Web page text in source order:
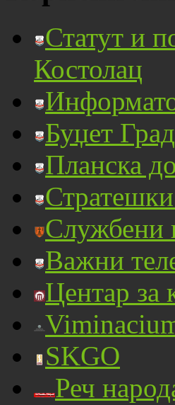
Статут и
Костолац
Буџет
Планска
Службени
Важни
Центар за
SKGO
Реч